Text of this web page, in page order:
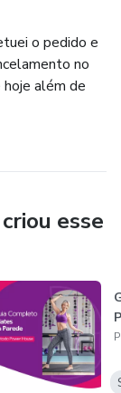
o pedido e
no
hoje além de
esse